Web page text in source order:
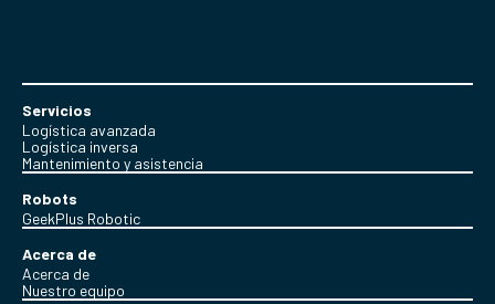
Servicios
Logística avanzada
Logística inversa
Mantenimiento y asistencia
Robots
GeekPlus Robotic
Acerca de
Acerca de
Nuestro equipo